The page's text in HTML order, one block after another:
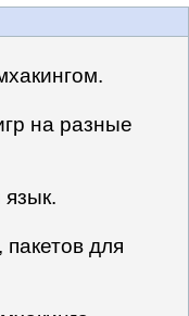
на разные
для